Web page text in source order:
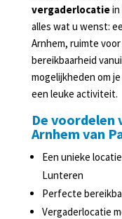
Waarom
Floor?
Slijterij
Lunteren
Agenda
vergaderlocatiein
alles wat u wenst:
Arnhem, ruimte
bereikbaarheid
mogelijkheden om
een leuke activiteit.
De voordelen
Arnhem van
Een unieke
Lunteren
Perfecte
Vergaderlocatie